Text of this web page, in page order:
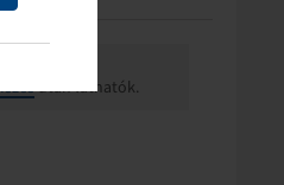
után láthatók.